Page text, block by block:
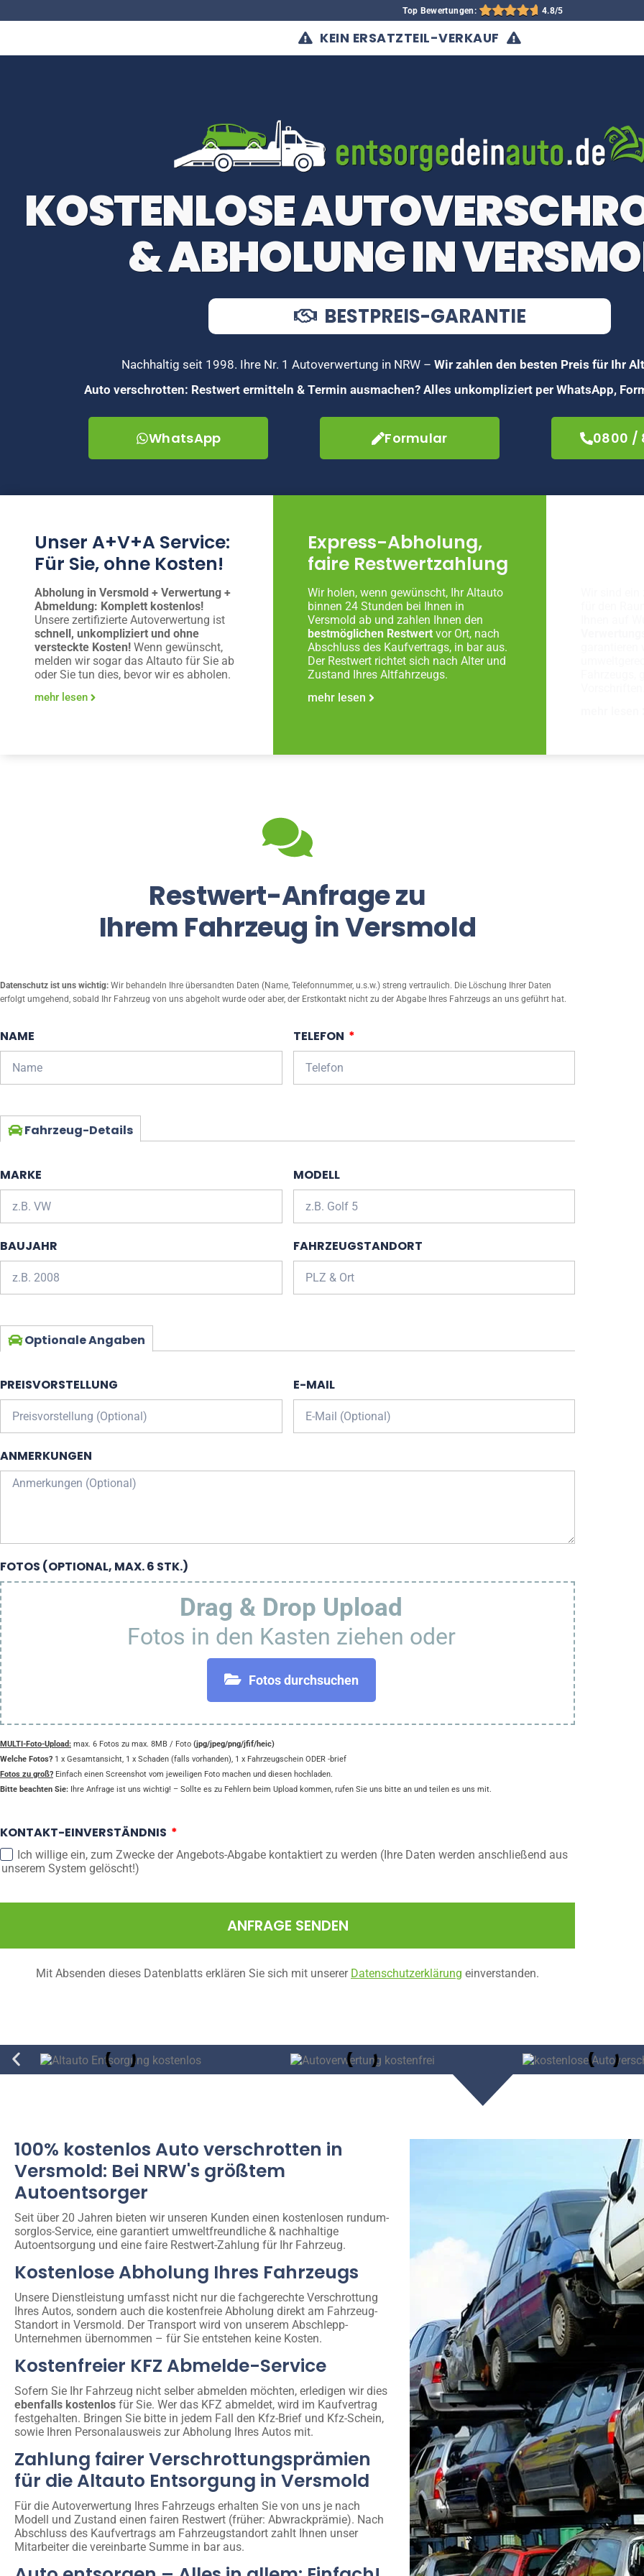
Top Bewertungen: 4.8/5
KEIN ERSATZTEIL-VERKAUF
KOSTENLOSE
& ABHOLUNG IN
BESTPREIS-GARANTIE
Nachhaltig seit 1998. Ihre Nr. 1 Autoverwertung in NRW – Wir zahlen den besten Preis für Ihr
Auto verschrotten: Restwert ermitteln & Termin ausmachen? Alles unkompliziert per WhatsApp,
WhatsApp Formular 0800 /
Unser A+V+A Service:
Für Sie, ohne Kosten!
Abholung in Versmold + Verwertung +
Abmeldung: Komplett kostenlos!
Unsere zertifizierte Autoverwertung ist
schnell, unkompliziert und ohne
versteckte Kosten! Wenn gewünscht,
melden wir sogar das Altauto für Sie ab
oder Sie tun dies, bevor wir es abholen.
mehr lesen
Express-Abholung,
faire Restwertzahlung
Wir holen, wenn gewünscht, Ihr Altauto
binnen 24 Stunden bei Ihnen in
Versmold ab und zahlen Ihnen den
bestmöglichen Restwertvor Ort, nach
Abschluss des Kaufvertrags, in bar aus.
Der Restwert richtet sich nach Alter und
Zustand Ihres Altfahrzeugs.
mehr lesen
Restwert-Anfrage zu
Ihrem Fahrzeug in Versmold
Datenschutz ist uns wichtig: Wir behandeln Ihre übersandten Daten (Name, Telefonnummer, u.s.w.) streng vertraulich. Die Löschung Ihrer Daten
erfolgt umgehend, sobald Ihr Fahrzeug von uns abgeholt wurde oder aber, der Erstkontakt nicht zu der Abgabe Ihres Fahrzeugs an uns geführt hat.
NAME TELEFON
Fahrzeug-Details
MARKE MODELL
BAUJAHR FAHRZEUGSTANDORT
Optionale Angaben
PREISVORSTELLUNG E-MAIL
ANMERKUNGEN
FOTOS (OPTIONAL, MAX. 6 STK.)
Drag & Drop Upload
Fotos in den Kasten ziehen oder
Fotos durchsuchen
MULTI-Foto-Upload: max. 6 Fotos zu max. 8MB / Foto (jpg/jpeg/png/jfif/heic)
Welche Fotos? 1 x Gesamtansicht, 1 x Schaden (falls vorhanden), 1 x Fahrzeugschein ODER -brief
Fotos zu groß? Einfach einen Screenshot vom jeweiligen Foto machen und diesen hochladen.
Bitte beachten Sie: Ihre Anfrage ist uns wichtig! – Sollte es zu Fehlern beim Upload kommen, rufen Sie uns bitte an und teilen es uns mit.
KONTAKT-EINVERSTÄNDNIS
Ich willige ein, zum Zwecke der Angebots-Abgabe kontaktiert zu werden (Ihre Daten werden anschließend aus
unserem System gelöscht!)
ANFRAGE SENDEN
Mit Absenden dieses Datenblatts erklären Sie sich mit unserer Datenschutzerklärung einverstanden.
100% kostenlos Auto verschrotten in
Versmold: Bei NRW's größtem
Autoentsorger
Seit über 20 Jahren bieten wir unseren Kunden einen kostenlosen rundum-
sorglos-Service, eine garantiert umweltfreundliche & nachhaltige
Autoentsorgung und eine faire Restwert-Zahlung für Ihr Fahrzeug.
Kostenlose Abholung Ihres Fahrzeugs
Unsere Dienstleistung umfasst nicht nur die fachgerechte Verschrottung
Ihres Autos, sondern auch die kostenfreie Abholung direkt am Fahrzeug-
Standort in Versmold. Der Transport wird von unserem Abschlepp-
Unternehmen übernommen – für Sie entstehen keine Kosten.
Kostenfreier KFZ Abmelde-Service
Sofern Sie Ihr Fahrzeug nicht selber abmelden möchten, erledigen wir dies
ebenfalls kostenlos für Sie. Wer das KFZ abmeldet, wird im Kaufvertrag
festgehalten. Bringen Sie bitte in jedem Fall den Kfz-Brief und Kfz-Schein,
sowie Ihren Personalausweis zur Abholung Ihres Autos mit.
Zahlung fairer Verschrottungsprämien
für die Altauto Entsorgung in Versmold
Für die Autoverwertung Ihres Fahrzeugs erhalten Sie von uns je nach
Modell und Zustand einen fairen Restwert (früher: Abwrackprämie). Nach
Abschluss des Kaufvertrags am Fahrzeugstandort zahlt Ihnen unser
Mitarbeiter die vereinbarte Summe in bar aus.